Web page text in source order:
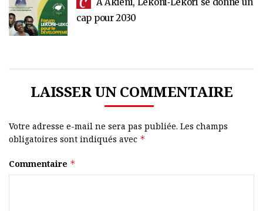
cap pour 2030
LAISSER UN COMMENTAIRE
Votre adresse e-mail ne sera pas publiée. Les champs
obligatoires sont indiqués avec *
Commentaire *